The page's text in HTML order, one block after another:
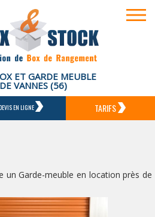
ET GARDE MEUBLE
VANNES (56)
EN LIGNE TARIFS
un Garde-meuble en location près de